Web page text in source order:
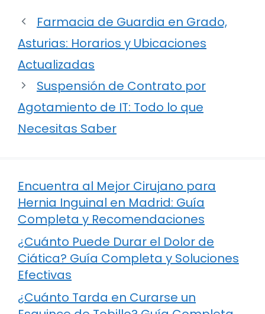
Farmacia de Guardia en Grado,
Asturias: Horarios y Ubicaciones
Actualizadas
Suspensión de Contrato por
Agotamiento de IT: Todo lo que
Necesitas Saber
Encuentra al Mejor Cirujano para
Hernia Inguinal en Madrid: Guía
Completa y Recomendaciones
¿Cuánto Puede Durar el Dolor de
Ciática? Guía Completa y Soluciones
Efectivas
¿Cuánto Tarda en Curarse un